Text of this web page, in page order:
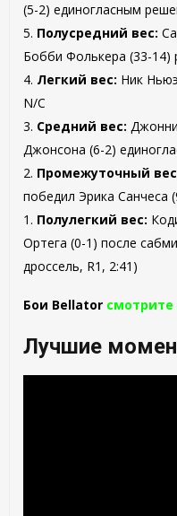
(5-2) единогласным
5. Полусредний вес:
Бобби Фолькера (33-
4. Легкий вес: Ник
N/C
3. Средний вес:
Джонсона (6-2)
2. Промежуточный
победил Эрика Санчеса
1. Полулегкий вес:
Ортега (0-1) после
дроссель, R1, 2:41)
Бои Bellator смотрите
Лучшие